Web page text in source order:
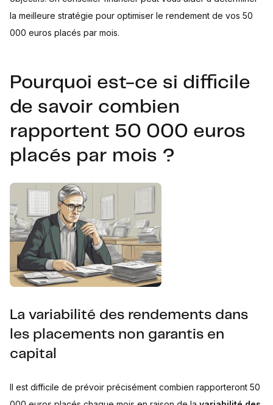
la meilleure stratégie pour optimiser le rendement de vos 50
000 euros placés par mois.
Pourquoi est-ce si difficile
de savoir combien
rapportent 50 000 euros
placés par mois ?
La variabilité des rendements dans
les placements non garantis en
capital
Il est difficile de prévoir précisément combien rapporteront 50